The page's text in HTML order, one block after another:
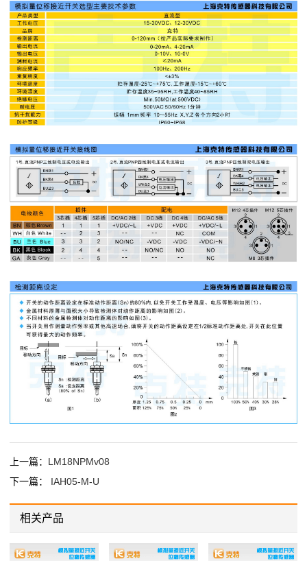
上一篇： LM18NPMv08
下一篇： IAH05-M-U
相关产品